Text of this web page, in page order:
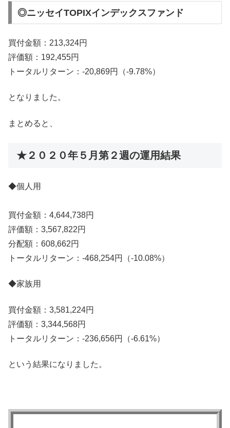
◎ニッセイTOPIXインデックスファンド
買付金額：213,324円
評価額：192,455円
トータルリターン：-20,869円（-9.78%）
となりました。
まとめると、
★２０２０年５月第２週の運用結果
◆個人用
買付金額：4,644,738円
評価額：3,567,822円
分配額：608,662円
トータルリターン：-468,254円（-10.08%）
◆家族用
買付金額：3,581,224円
評価額：3,344,568円
トータルリターン：-236,656円（-6.61%）
という結果になりました。